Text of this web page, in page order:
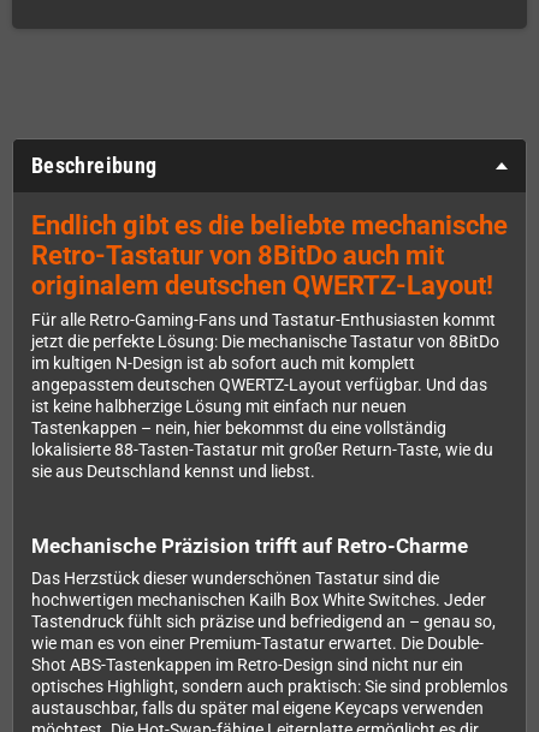
Beschreibung
Endlich gibt es die beliebte mechanische
Retro-Tastatur von 8BitDo auch mit
originalem deutschen QWERTZ-Layout!
Für alle Retro-Gaming-Fans und Tastatur-Enthusiasten kommt
jetzt die perfekte Lösung: Die mechanische Tastatur von 8BitDo
im kultigen N-Design ist ab sofort auch mit komplett
angepasstem deutschen QWERTZ-Layout verfügbar. Und das
ist keine halbherzige Lösung mit einfach nur neuen
Tastenkappen – nein, hier bekommst du eine vollständig
lokalisierte 88-Tasten-Tastatur mit großer Return-Taste, wie du
sie aus Deutschland kennst und liebst.
Mechanische Präzision trifft auf Retro-Charme
Das Herzstück dieser wunderschönen Tastatur sind die
hochwertigen mechanischen Kailh Box White Switches. Jeder
Tastendruck fühlt sich präzise und befriedigend an – genau so,
wie man es von einer Premium-Tastatur erwartet. Die Double-
Shot ABS-Tastenkappen im Retro-Design sind nicht nur ein
optisches Highlight, sondern auch praktisch: Sie sind problemlos
austauschbar, falls du später mal eigene Keycaps verwenden